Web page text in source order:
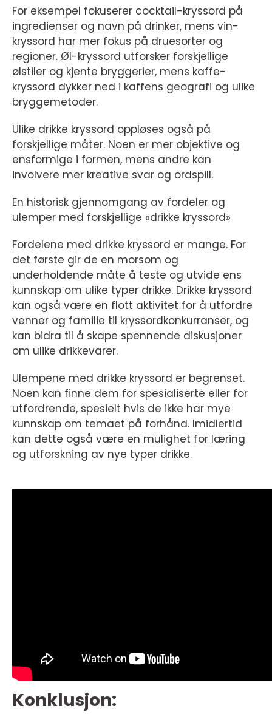
For eksempel fokuserer cocktail-kryssord på
ingredienser og navn på drinker, mens vin-
kryssord har mer fokus på druesorter og
regioner. Øl-kryssord utforsker forskjellige
ølstiler og kjente bryggerier, mens kaffe-
kryssord dykker ned i kaffens geografi og ulike
bryggemetoder.
Ulike drikke kryssord oppløses også på
forskjellige måter. Noen er mer objektive og
ensformige i formen, mens andre kan
involvere mer kreative svar og ordspill.
En historisk gjennomgang av fordeler og
ulemper med forskjellige «drikke kryssord»
Fordelene med drikke kryssord er mange. For
det første gir de en morsom og
underholdende måte å teste og utvide ens
kunnskap om ulike typer drikke. Drikke kryssord
kan også være en flott aktivitet for å utfordre
venner og familie til kryssordkonkurranser, og
kan bidra til å skape spennende diskusjoner
om ulike drikkevarer.
Ulempene med drikke kryssord er begrenset.
Noen kan finne dem for spesialiserte eller for
utfordrende, spesielt hvis de ikke har mye
kunnskap om temaet på forhånd. Imidlertid
kan dette også være en mulighet for læring
og utforskning av nye typer drikke.
Konklusjon: